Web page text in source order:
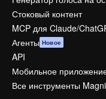
Стоковый контент
MCP для Claude/
Агенты Новое
API
Мобильное
Все инструменты